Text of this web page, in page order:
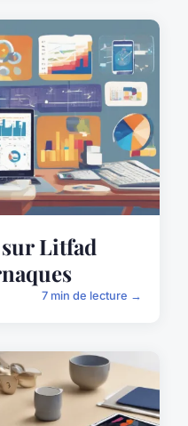
Litfad
7 min de lecture →